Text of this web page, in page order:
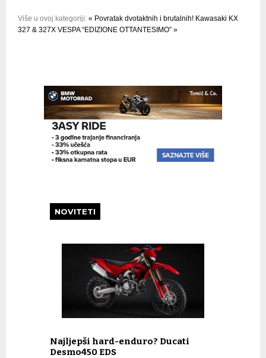
Više u ovoj kategoriji: « Povratak dvotaktnih i brutalnih! Kawasaki KX
327 & 327X VESPA “EDIZIONE OTTANTESIMO” »
NOVITETI
Najljepši hard-enduro? Ducati
Desmo450 EDS